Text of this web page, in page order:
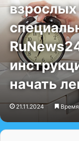
начать
21.11.2024